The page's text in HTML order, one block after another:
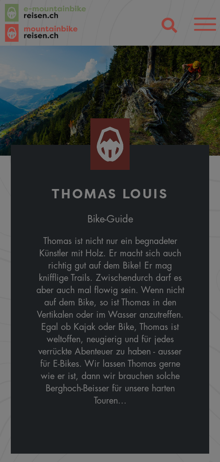
THOMAS LOUIS
Bike-Guide
Thomas ist nicht nur ein begnadeter
Künstler mit Holz. Er macht sich auch
richtig gut auf dem Bike! Er mag
knifflige Trails. Zwischendurch darf es
aber auch mal flowig sein. Wenn nicht
auf dem Bike, so ist Thomas in den
Vertikalen oder im Wasser anzutreffen.
Egal ob Kajak oder Bike, Thomas ist
weltoffen, neugierig und für jedes
verrückte Abenteuer zu haben - ausser
für E-Bikes. Wir lassen Thomas gerne
wie er ist, dann wir brauchen solche
Berghoch-Beisser für unsere harten
Touren...